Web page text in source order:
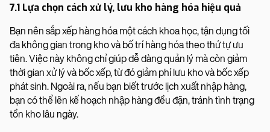
7.1 Lựa chọn cách xử lý, lưu kho hàng hóa hiệu quả
Bạn nên sắp xếp hàng hóa một cách khoa học, tận dụng tối
đa không gian trong kho và bố trí hàng hóa theo thứ tự ưu
tiên. Việc này không chỉ giúp dễ dàng quản lý mà còn giảm
thời gian xử lý và bốc xếp, từ đó giảm phí lưu kho và bốc xếp
phát sinh. Ngoài ra, nếu bạn biết trước lịch xuất nhập hàng,
bạn có thể lên kế hoạch nhập hàng đều đặn, tránh tình trạng
tồn kho lâu ngày.